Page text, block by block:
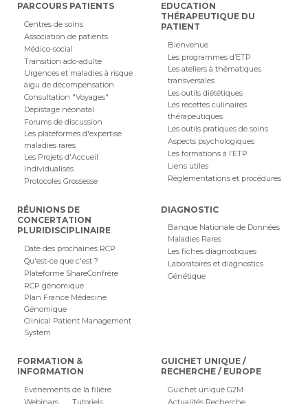
PARCOURS PATIENTS
Centres de soins
Association de patients
Médico-social
Transition ado-adulte
Urgences et maladies à risque
aigu de décompensation
Consultation "Voyages"
Dépistage néonatal
Forums de discussion
Les plateformes d'expertise
maladies rares
Les Projets d'Accueil
Individualisés
Protocoles Grossesse
EDUCATION
THÉRAPEUTIQUE DU
PATIENT
Bienvenue
Les programmes d’ETP
Les ateliers à thématiques
transversales
Les outils diététiques
Les recettes culinaires
thérapeutiques
Les outils pratiques de soins
Aspects psychologiques
Les formations à l’ETP
Liens utiles
Règlementations et procédures
RÉUNIONS DE
CONCERTATION
PLURIDISCIPLINAIRE
Date des prochaines RCP
Qu'est-ce que c'est ?
Plateforme ShareConfrère
RCP génomique
Plan France Médecine
Génomique
Clinical Patient Management
System
DIAGNOSTIC
Banque Nationale de Données
Maladies Rares
Les fiches diagnostiques
Laboratoires et diagnostics
Génétique
FORMATION &
INFORMATION
Evénements de la filière
GUICHET UNIQUE /
RECHERCHE / EUROPE
Guichet unique G2M